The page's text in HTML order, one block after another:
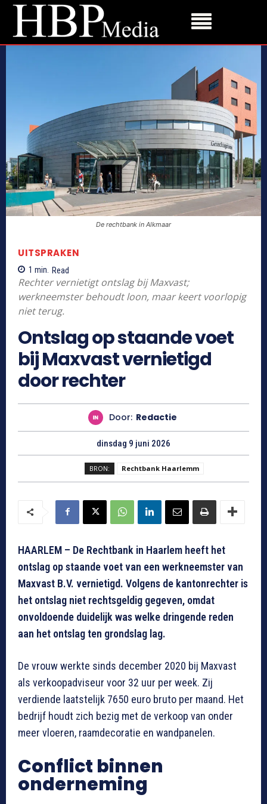
De rechtbank in Alkmaar
UITSPRAKEN
1 min. Read
Rechter vernietigt ontslag bij Maxvast;
werkneemster behoudt loon, maar keert voorlopig
niet terug.
Ontslag op staande voet
bij Maxvast vernietigd
door rechter
Door: Redactie
dinsdag 9 juni 2026
BRON: Rechtbank Haarlemm
HAARLEM – De Rechtbank in Haarlem heeft het
ontslag op staande voet van een werkneemster van
Maxvast B.V. vernietigd. Volgens de kantonrechter is
het ontslag niet rechtsgeldig gegeven, omdat
onvoldoende duidelijk was welke dringende reden
aan het ontslag ten grondslag lag.
De vrouw werkte sinds december 2020 bij Maxvast
als verkoopadviseur voor 32 uur per week. Zij
verdiende laatstelijk 7650 euro bruto per maand. Het
bedrijf houdt zich bezig met de verkoop van onder
meer vloeren, raamdecoratie en wandpanelen.
Conflict binnen
onderneming